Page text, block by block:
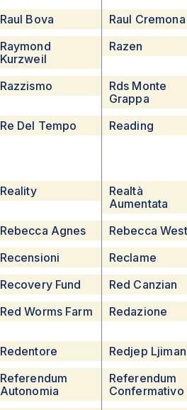
Raul Bova
Raul Cremona
Raymond
Kurzweil
Razen
Razzismo
Rds Monte
Grappa
Re Del Tempo Reading
Reality
Realtà
Aumentata
Rebecca Agnes
Rebecca West
Recensioni
Reclame
Recovery Fund
Red Canzian
Red Worms Farm Redazione
Redentore
Redjep
Referendum
Autonomia
Referendum
Confermativo